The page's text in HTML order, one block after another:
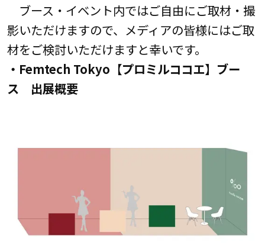
ブース・イベント内ではご自由にご取材・撮
影いただけますので、メディアの皆様にはご取
材をご検討いただけますと幸いです。
・Femtech Tokyo 【プロミルココエ】 ブー
ス 出展概要